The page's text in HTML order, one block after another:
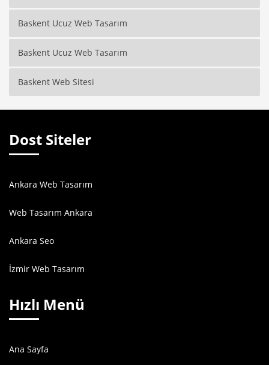
Baskent Ucuz Web Tasarım
Baskent Ucuz Web Tasarım
Baskent Web Sitesi
Dost Siteler
Ankara Web Tasarım
Web Tasarım Ankara
Ankara Seo
İzmir Web Tasarım
Hızlı Menü
Ana Sayfa